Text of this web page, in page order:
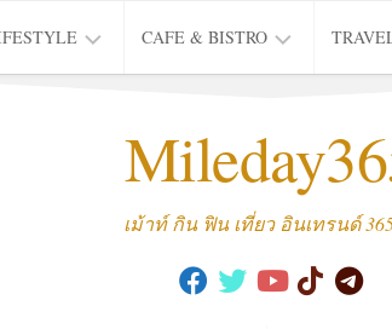
CAFE & BISTRO
CAFE
THAI
TRIP
เม้าท์ กิน ฟิน เที่ยว อินเทรนด์